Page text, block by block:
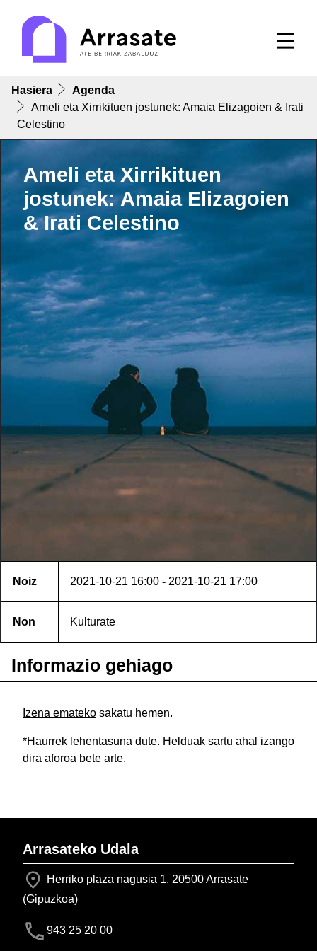
Hasiera
Agenda
Ameli eta Xirrikituen jostunek: Amaia Elizagoien & Irati
Celestino
Ameli eta Xirrikituen
jostunek: Amaia Elizagoien
& Irati Celestino
Noiz 2021-10-21 16:00 - 2021-10-21 17:00
Non Kulturate
Informazio gehiago
Izena emateko sakatu hemen.
*Haurrek lehentasuna dute. Helduak sartu ahal izango
dira aforoa bete arte.
Arrasateko Udala
Herriko plaza nagusia 1, 20500 Arrasate
(Gipuzkoa)
943 25 20 00